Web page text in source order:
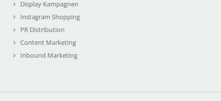
Display Kampagnen
Instagram Shopping
PR Distribution
Content Marketing
Inbound Marketing